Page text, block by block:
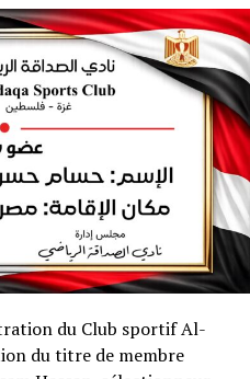
du Club sportif Al-
du titre de membre